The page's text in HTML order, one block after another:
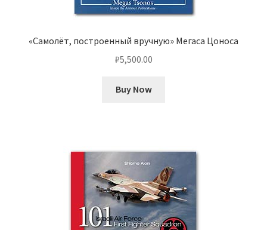
«Самолёт, построенный вручную» Мегаса Цоноса
₽5,500.00
Buy Now